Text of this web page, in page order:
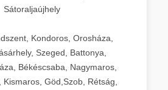
Sátoraljaújhely
Kondoros, Orosháza,
Szeged, Battonya,
Békéscsaba, Nagymaros,
Kismaros, Göd,Szob, Rétság,